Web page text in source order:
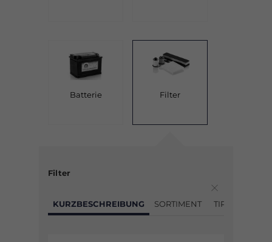
Batterie Filter
Filter
KURZBESCHREIBUNG SORTIMENT TIPPS